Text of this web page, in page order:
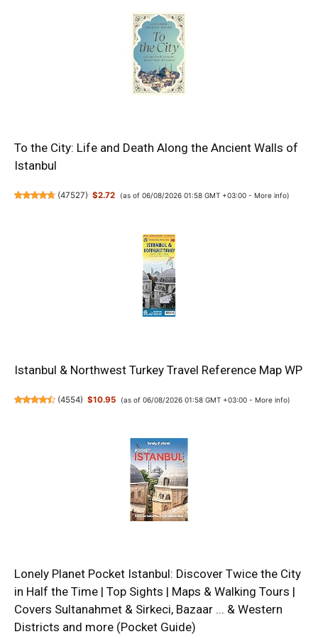
To the City: Life and Death Along the Ancient Walls of
Istanbul
(47527) $2.72 (as of 06/08/2026 01:58 GMT +03:00 - More info)
Istanbul & Northwest Turkey Travel Reference Map WP
(4554) $10.95 (as of 06/08/2026 01:58 GMT +03:00 - More info)
Lonely Planet Pocket Istanbul: Discover Twice the City
in Half the Time | Top Sights | Maps & Walking Tours |
Covers Sultanahmet & Sirkeci, Bazaar ... & Western
Districts and more (Pocket Guide)